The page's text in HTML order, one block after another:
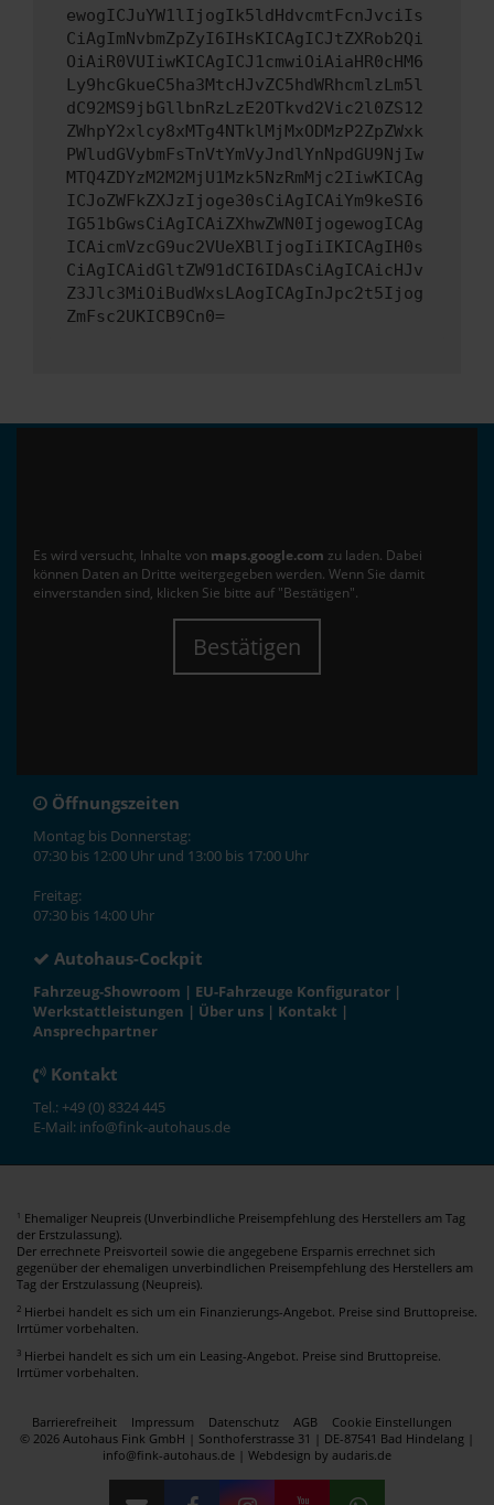
ewogICJuYW1lIjogIk5ldHdvcmtFcnJvciIs
CiAgImNvbmZpZyI6IHsKICAgICJtZXRob2Qi
OiAiR0VUIiwKICAgICJ1cmwiOiAiaHR0cHM6
Ly9hcGkueC5ha3MtcHJvZC5hdWRhcmlzLm5l
dC92MS9jbGllbnRzLzE2OTkvd2Vic2l0ZS12
ZWhpY2xlcy8xMTg4NTklMjMxODMzP2ZpZWxk
PWludGVybmFsTnVtYmVyJndlYnNpdGU9NjIw
MTQ4ZDYzM2M2MjU1Mzk5NzRmMjc2IiwKICAg
ICJoZWFkZXJzIjoge30sCiAgICAiYm9keSI6
IG51bGwsCiAgICAiZXhwZWN0IjogewogICAg
ICAicmVzcG9uc2VUeXBlIjogIiIKICAgIH0s
CiAgICAidGltZW91dCI6IDAsCiAgICAicHJv
Z3Jlc3MiOiBudWxsLAogICAgInJpc2t5Ijog
ZmFsc2UKICB9Cn0=
Es wird versucht, Inhalte von maps.google.com zu laden. Dabei
können Daten an Dritte weitergegeben werden. Wenn Sie damit
einverstanden sind, klicken Sie bitte auf "Bestätigen".
Bestätigen
Öffnungszeiten
Montag bis Donnerstag:
07:30 bis 12:00 Uhr und 13:00 bis 17:00 Uhr
Freitag:
07:30 bis 14:00 Uhr
Autohaus-Cockpit
Fahrzeug-Showroom | EU-Fahrzeuge Konfigurator |
Werkstattleistungen | Über uns | Kontakt |
Ansprechpartner
Kontakt
Tel.: +49 (0) 8324 445
E-Mail: info@fink-autohaus.de
1 Ehemaliger Neupreis (Unverbindliche Preisempfehlung des Herstellers am Tag
der Erstzulassung).
Der errechnete Preisvorteil sowie die angegebene Ersparnis errechnet sich
gegenüber der ehemaligen unverbindlichen Preisempfehlung des Herstellers am
Tag der Erstzulassung (Neupreis).
2 Hierbei handelt es sich um ein Finanzierungs-Angebot. Preise sind Bruttopreise.
Irrtümer vorbehalten.
3 Hierbei handelt es sich um ein Leasing-Angebot. Preise sind Bruttopreise.
Irrtümer vorbehalten.
Barrierefreiheit Impressum Datenschutz AGB
Cookie Einstellungen
© 2026 Autohaus Fink GmbH | Sonthoferstrasse 31 | DE-87541 Bad Hindelang |
info@fink-autohaus.de | Webdesign by audaris.de